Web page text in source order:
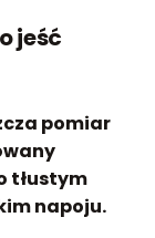
jeść
pomiar
tłustym
napoju.